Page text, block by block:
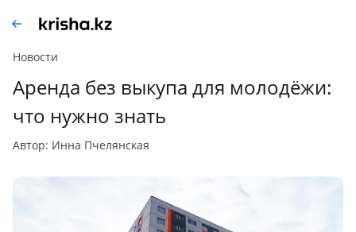
Новости
Аренда без выкупа для молодёжи:
что нужно знать
автор: Инна Пчелянская